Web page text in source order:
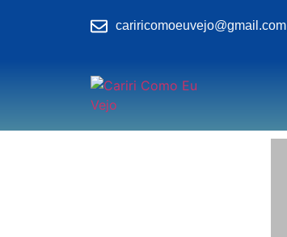
cariricomoeuvejo@gmail.com